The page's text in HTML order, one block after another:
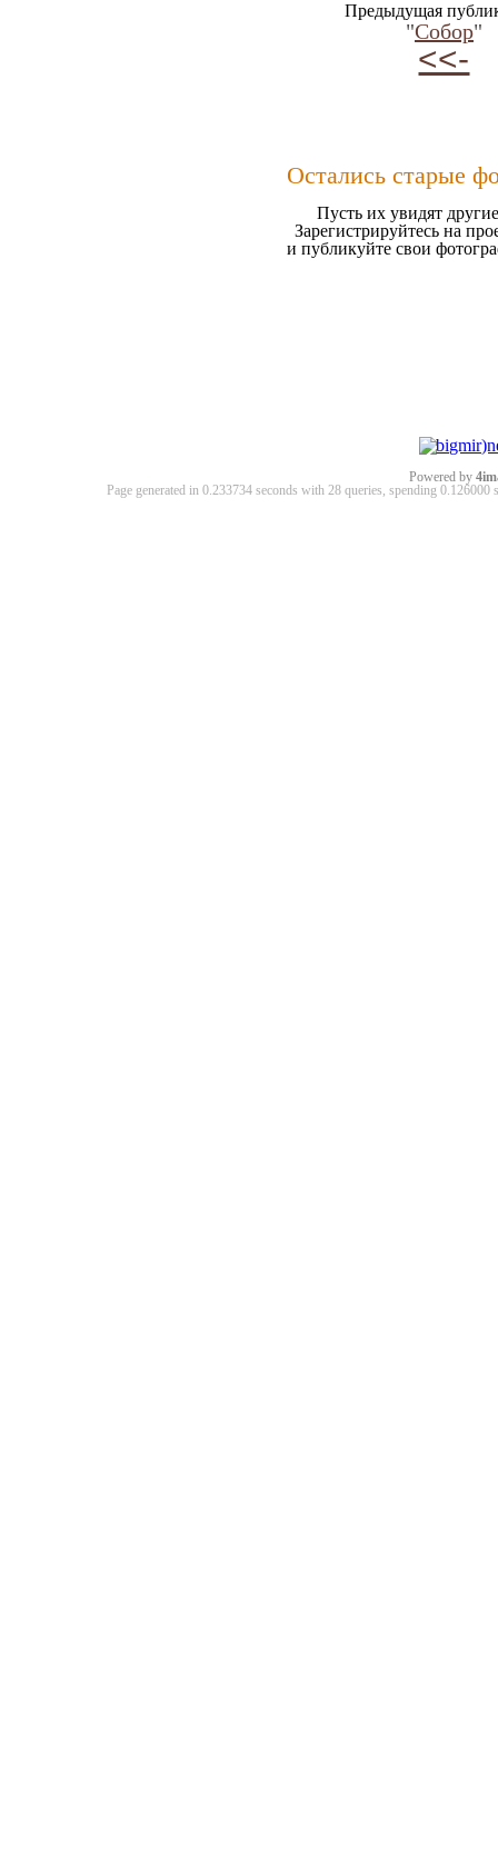
Предыдущая
"Собор"
<<-
Остались старые
Пусть их увидят
Зарегистрируйтесь на
и публикуйте свои
Powered by
Page generated in 0.233734 seconds with 28 queries, spending